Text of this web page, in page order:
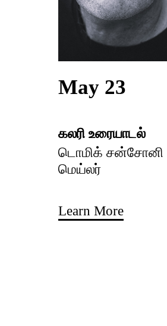
May 23
கலரி உரையாடல்
டொமிக் சன்சோனி
மெய்லர்
Learn More